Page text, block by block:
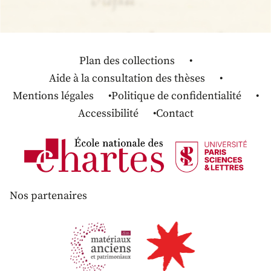
Plan des collections
Aide à la consultation des thèses
Mentions légales
Politique de confidentialité
Accessibilité
Contact
Nos partenaires